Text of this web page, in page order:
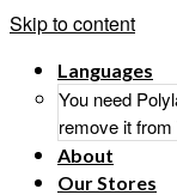
Skip to content
Languages
You need
remove it
About
Our Stores